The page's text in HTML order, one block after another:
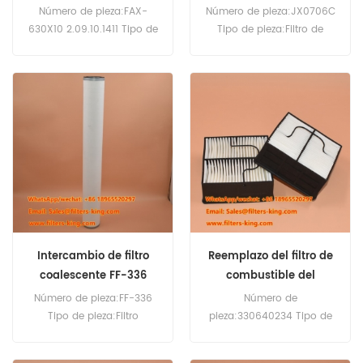
MOQ:60 unidades
tamaño
Número de pieza:FAX-
630X10 2.09.10.1411 Tipo de
Leemin Cantidad mínima
Número de pieza:JX0706C
Tipo de pieza:Filtro de
490, Quanchai 490,
Changchai 4L68.
Intercambio de filtro
coalescente FF-336
Número de pieza:FF-336
Tipo de pieza:Filtro
Reemplazo del filtro de
combustible del
generador 330640234
Número de
pieza:330640234 Tipo de